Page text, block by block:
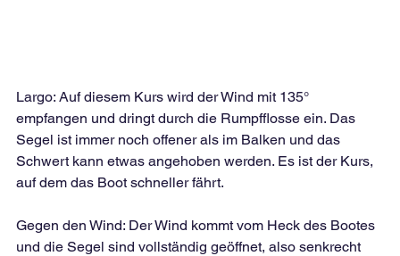
Largo: Auf diesem Kurs wird der Wind mit 135°
empfangen und dringt durch die Rumpfflosse ein. Das
Segel ist immer noch offener als im Balken und das
Schwert kann etwas angehoben werden. Es ist der Kurs,
auf dem das Boot schneller fährt.
Gegen den Wind: Der Wind kommt vom Heck des Bootes
und die Segel sind vollständig geöffnet, also senkrecht